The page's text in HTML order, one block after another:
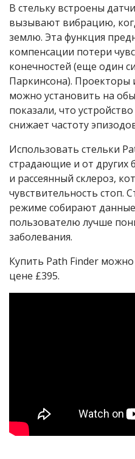
В стельку встроены
вызывают вибрацию,
землю. Эта функция
компенсации потери
конечностей (еще один
Паркинсона). Проекторы
можно установить на
показали, что
снижает частоту
Использовать стельки
страдающие и от других
и рассеянный склероз,
чувствительность стоп.
режиме собирают
пользователю лучше
заболевания.
Купить Path Finder
цене £395.